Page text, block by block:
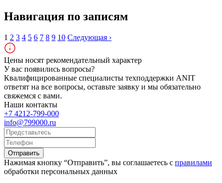
Навигация по записям
1 2 3 4 5 6 7 8 9 10 Следующая ›
Цены носят рекомендательный характер
У вас появились вопросы?
Квалифицированные специалисты техподдержки ANIT
ответят на все вопросы, оставьте заявку и мы обязательно
свяжемся с вами.
Наши контакты
+7 4212-799-000
info@799000.ru
Отправить
Нажимая кнопку “Отправить”, вы соглашаетесь с правилами
обработки персональных данных